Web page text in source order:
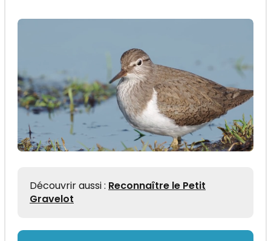
Découvrir aussi : Reconnaître le Petit
Gravelot